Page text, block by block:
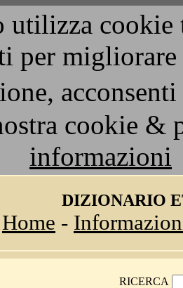
utilizza
per
cookie &
informazioni
DIZIONARIO
Home -
RICERCA